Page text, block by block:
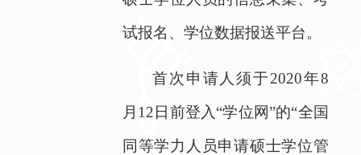
试报名、学位数据报送平台。
首次申请人须于2020年8
月 12 日前登入“学位网”的“全国
同等学力人员申请硕士学位管